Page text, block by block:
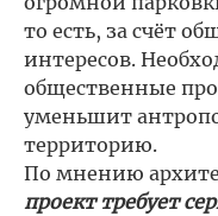
то есть, за счёт
интересов.
общественные
уменьшит
территорию.
По мнению
проект требует